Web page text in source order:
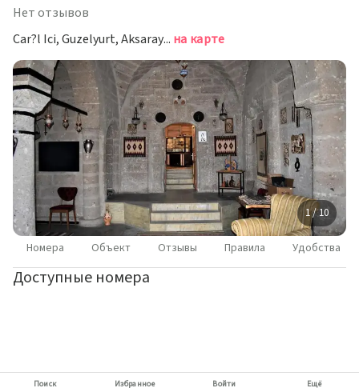
Нет отзывов
Car?l Ici, Guzelyurt, Aksaray, Гюзельюрт на карте
1 / 10
Номера Объект Отзывы Правила Удобства
Доступные номера
Поиск Избранное Войти Ещё